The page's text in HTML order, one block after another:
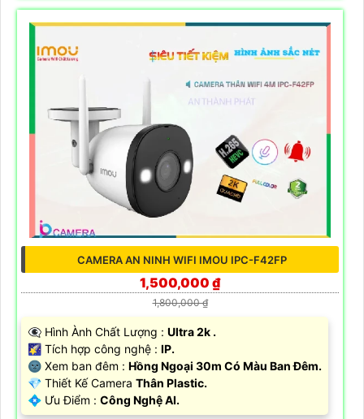
CAMERA AN NINH WIFI IMOU IPC-F42FP
1,500,000 ₫
1,800,000 ₫
👁️‍🗨 Hình Ành Chất Lượng : Ultra 2k .
🌠 Tích hợp công nghệ : IP.
🌚 Xem ban đêm : Hồng Ngoại 30m Có Màu Ban Đêm.
💎 Thiết Kế Camera Thân Plastic.
️💠 Ưu Điểm : Công Nghệ AI.